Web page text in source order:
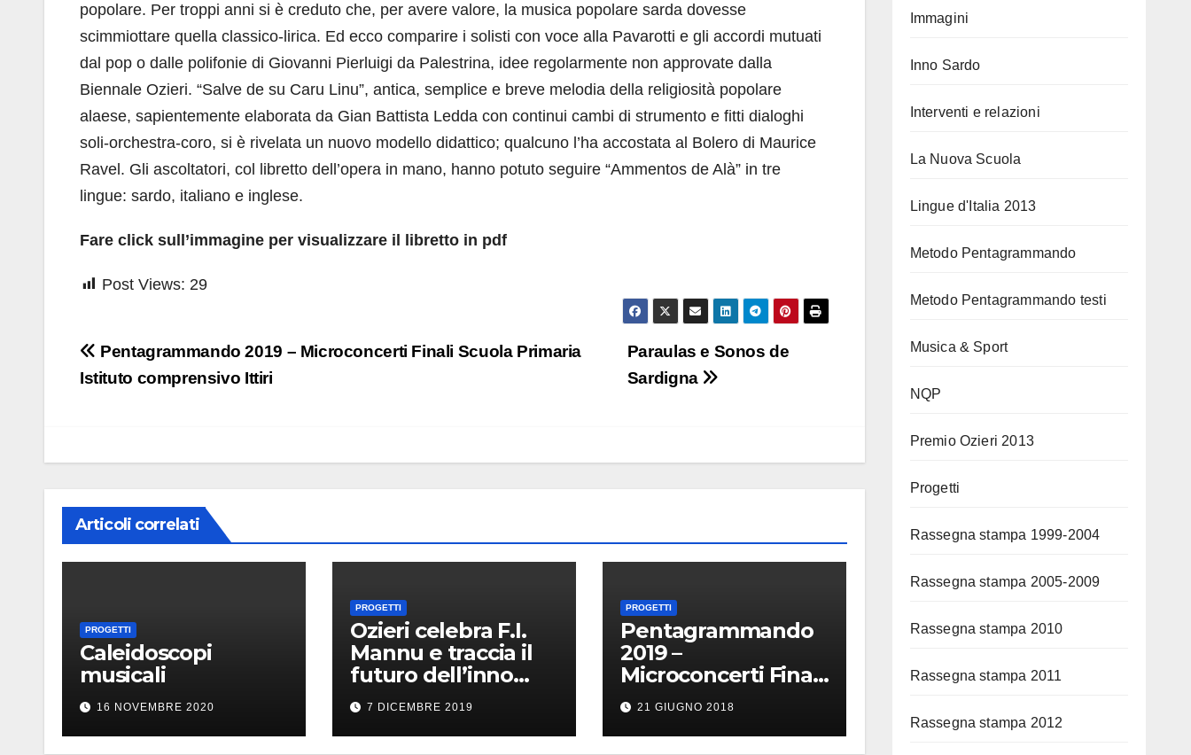
popolare. Per troppi anni si è creduto che, per avere valore, la musica popolare sarda dovesse
scimmiottare quella classico-lirica. Ed ecco comparire i solisti con voce alla Pavarotti e gli accordi mutuati
dal pop o dalle polifonie di Giovanni Pierluigi da Palestrina, idee regolarmente non approvate dalla
Biennale Ozieri. “Salve de su Caru Linu”, antica, semplice e breve melodia della religiosità popolare
alaese, sapientemente elaborata da Gian Battista Ledda con continui cambi di strumento e fitti dialoghi
soli-orchestra-coro, si è rivelata un nuovo modello didattico; qualcuno l’ha accostata al Bolero di Maurice
Ravel. Gli ascoltatori, col libretto dell’opera in mano, hanno potuto seguire “Ammentos de Alà” in tre
lingue: sardo, italiano e inglese.
Fare click sull’immagine per visualizzare il libretto in pdf
Post Views: 29
Navigazione
articoli
Paraulas e Sonos de
Sardigna
Pentagrammando 2019 – Microconcerti Finali Scuola Primaria
Istituto comprensivo Ittiri
Articoli correlati
PROGETTI
Caleidoscopi
musicali
16 NOVEMBRE 2020
PROGETTI
Ozieri celebra F.I.
Mannu e traccia il
futuro dell’inno
della Sardegna
7 DICEMBRE 2019
PROGETTI
Pentagrammando
2019 –
Microconcerti Finali
Scuola Primaria
Istituto
comprensivo Ittiri
21 GIUGNO 2018
Immagini
Inno Sardo
Interventi e relazioni
La Nuova Scuola
Lingue d'Italia 2013
Metodo Pentagrammando
Metodo Pentagrammando testi
Musica & Sport
NQP
Premio Ozieri 2013
Progetti
Rassegna stampa 1999-2004
Rassegna stampa 2005-2009
Rassegna stampa 2010
Rassegna stampa 2011
Rassegna stampa 2012